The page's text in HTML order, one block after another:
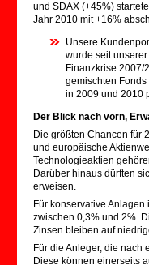
und SDAX (+45%)
Jahr 2010 mit +16%
Unsere
wurde seit
Finanzkrise 2007/
gemischten
in 2009 und 2010
Der Blick nach vorn,
Die größten Chancen für
und europäische
Technologieaktien
Darüber hinaus dürften
erweisen.
Für konservative
zwischen 0,3% und 2%.
Zinsen bleiben auf
Für die Anleger, die nach
Diese können einerseits